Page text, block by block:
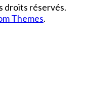
droits réservés.
Themes.